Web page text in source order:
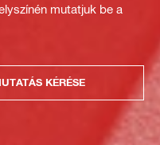
mutatjuk be a
KÉRÉSE